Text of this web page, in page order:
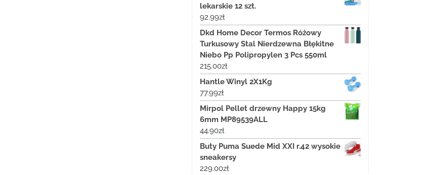
lekarskie 12 szt.
92.99zł
Dkd Home Decor Termos Różowy
Turkusowy Stal Nierdzewna Błękitne
Niebo Pp Polipropylen 3 Pcs 550ml
215.00zł
Hantle Winyl 2X1Kg
77.99zł
Mirpol Pellet drzewny Happy 15kg
6mm MP89539ALL
44.90zł
Buty Puma Suede Mid XXI r.42 wysokie
sneakersy
229.00zł